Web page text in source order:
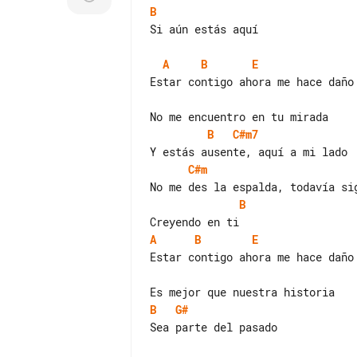
B
Si aún estás aquí
A B
E
Estar contigo ahora me hace daño
B
C#m7
C#m
B
A
B
E
Estar contigo ahora me hace daño
B
G#